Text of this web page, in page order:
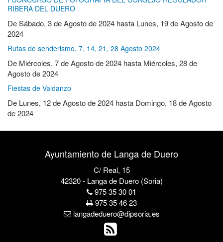
RIBERA DEL DUERO
DeSábado, 3 de Agosto de 2024 hasta Lunes, 19 de Agosto de
2024
Rutas de senderismo, 7, 14, 21, 28 Agosto 2024
De Miércoles, 7 de Agosto de 2024 hasta Miércoles, 28 de
Agosto de 2024
Fiestas de Valdanzo
De Lunes, 12 de Agosto de 2024 hasta Domingo, 18 de Agosto
de 2024
Ayuntamiento de Langa de Duero
C/ Real, 15
42320 - Langa de Duero (Soria)
975 35 30 01
975 35 46 23
langadeduero@dipsoria.es